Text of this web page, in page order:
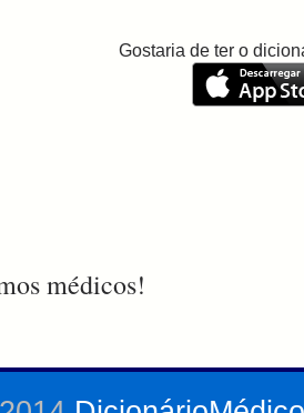
Gostaria de ter o
médicos!